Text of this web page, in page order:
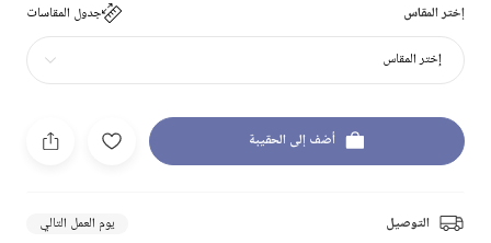
إختر المقاس جدول المقاسات
إختر المقاس
أضف إلى الحقيبة
التوصيل يوم العمل التالي